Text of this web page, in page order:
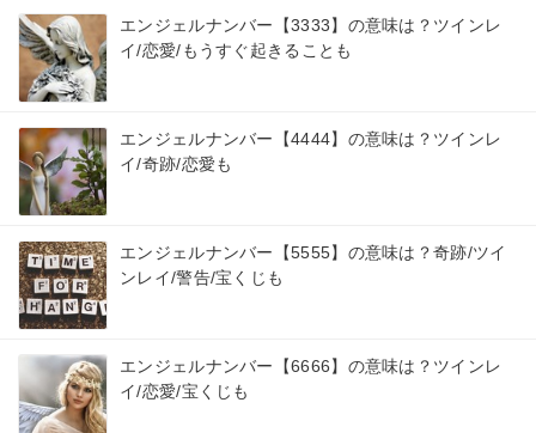
エンジェルナンバー【3333】の意味は？ツインレ
イ/恋愛/もうすぐ起きることも
エンジェルナンバー【4444】の意味は？ツインレ
イ/奇跡/恋愛も
エンジェルナンバー【5555】の意味は？奇跡/ツイ
ンレイ/警告/宝くじも
エンジェルナンバー【6666】の意味は？ツインレ
イ/恋愛/宝くじも